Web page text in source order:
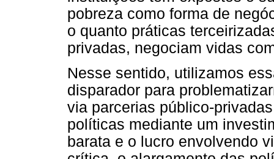
pobreza como forma de
o quanto práticas
privadas, negociam vidas
Nesse sentido, utilizamos
disparador para
via parcerias público-
políticas mediante um
barata e o lucro envolvendo